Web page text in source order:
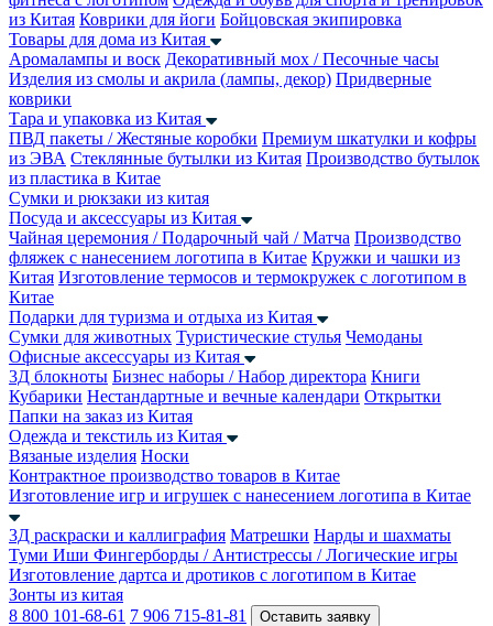
из Китая Коврики для йоги Бойцовская экипировка
Товары для дома из Китая
Аромалампы и воск Декоративный мох / Песочные часы
Изделия из смолы и акрила (лампы, декор) Придверные
коврики
Тара и упаковка из Китая
ПВД пакеты / Жестяные коробки Премиум шкатулки и кофры
из ЭВА Стеклянные бутылки из Китая Производство бутылок
из пластика в Китае
Сумки и рюкзаки из китая
Посуда и аксессуары из Китая
Чайная церемония / Подарочный чай / Матча Производство
фляжек с нанесением логотипа в Китае Кружки и чашки из
Китая Изготовление термосов и термокружек с логотипом в
Китае
Подарки для туризма и отдыха из Китая
Сумки для животных Туристические стулья Чемоданы
Офисные аксессуары из Китая
3Д блокноты Бизнес наборы / Набор директора Книги
Кубарики Нестандартные и вечные календари Открытки
Папки на заказ из Китая
Одежда и текстиль из Китая
Вязаные изделия Носки
Контрактное производство товаров в Китае
Изготовление игр и игрушек с нанесением логотипа в Китае
3Д раскраски и каллиграфия Матрешки Нарды и шахматы
Туми Иши Фингерборды / Антистрессы / Логические игры
Изготовление дартса и дротиков с логотипом в Китае
Зонты из китая
8 800 101-68-61 7 906 715-81-81 Оставить заявку